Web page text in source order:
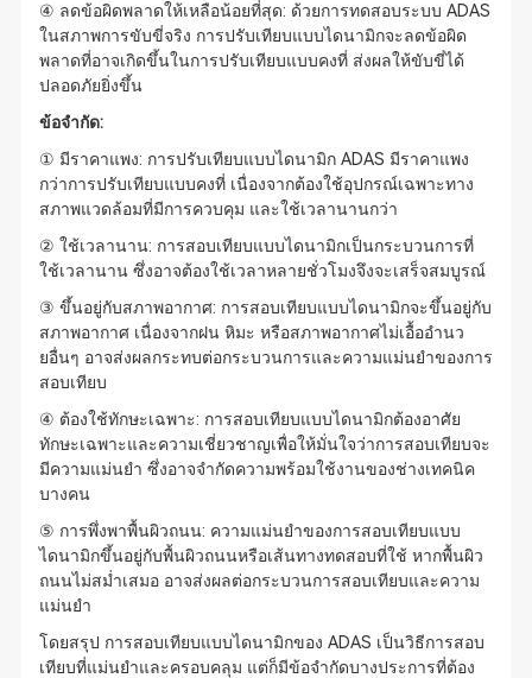
④ ลดข้อผิดพลาดให้เหลือน้อยที่สุด: ด้วยการทดสอบระบบ ADAS
ในสภาพการขับขี่จริง การปรับเทียบแบบไดนามิกจะลดข้อผิด
พลาดที่อาจเกิดขึ้นในการปรับเทียบแบบคงที่ ส่งผลให้ขับขี่ได้
ปลอดภัยยิ่งขึ้น
ข้อจำกัด:
① มีราคาแพง: การปรับเทียบแบบไดนามิก ADAS มีราคาแพง
กว่าการปรับเทียบแบบคงที่ เนื่องจากต้องใช้อุปกรณ์เฉพาะทาง
สภาพแวดล้อมที่มีการควบคุม และใช้เวลานานกว่า
② ใช้เวลานาน: การสอบเทียบแบบไดนามิกเป็นกระบวนการที่
ใช้เวลานาน ซึ่งอาจต้องใช้เวลาหลายชั่วโมงจึงจะเสร็จสมบูรณ์
③ ขึ้นอยู่กับสภาพอากาศ: การสอบเทียบแบบไดนามิกจะขึ้นอยู่กับ
สภาพอากาศ เนื่องจากฝน หิมะ หรือสภาพอากาศไม่เอื้ออำนว
ยอื่นๆ อาจส่งผลกระทบต่อกระบวนการและความแม่นยำของการ
สอบเทียบ
④ ต้องใช้ทักษะเฉพาะ: การสอบเทียบแบบไดนามิกต้องอาศัย
ทักษะเฉพาะและความเชี่ยวชาญเพื่อให้มั่นใจว่าการสอบเทียบจะ
มีความแม่นยำ ซึ่งอาจจำกัดความพร้อมใช้งานของช่างเทคนิค
บางคน
⑤ การพึ่งพาพื้นผิวถนน: ความแม่นยำของการสอบเทียบแบบ
ไดนามิกขึ้นอยู่กับพื้นผิวถนนหรือเส้นทางทดสอบที่ใช้ หากพื้นผิว
ถนนไม่สม่ำเสมอ อาจส่งผลต่อกระบวนการสอบเทียบและความ
แม่นยำ
โดยสรุป การสอบเทียบแบบไดนามิกของ ADAS เป็นวิธีการสอบ
เทียบที่แม่นยำและครอบคลุม แต่ก็มีข้อจำกัดบางประการที่ต้อง